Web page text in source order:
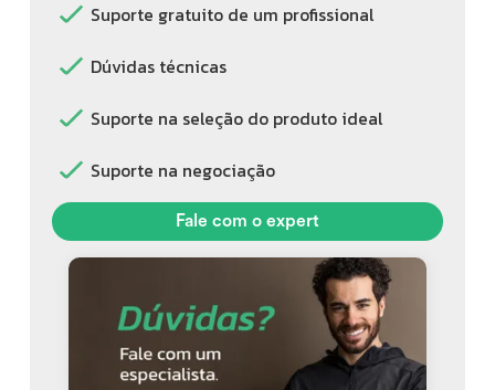
Suporte gratuito de um profissional
Dúvidas técnicas
Suporte na seleção do produto ideal
Suporte na negociação
Fale com o expert